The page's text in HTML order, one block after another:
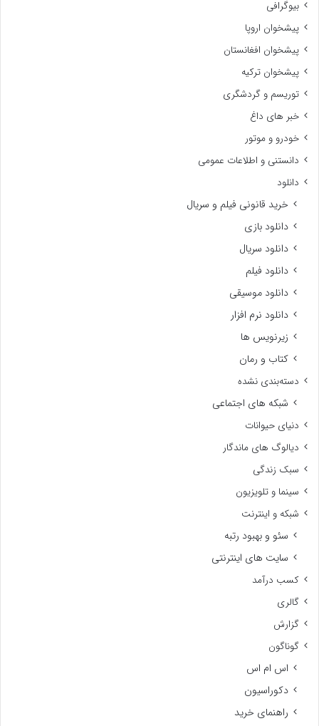
بیوگرافی
پیشخوان اروپا
پیشخوان افغانستان
پیشخوان ترکیه
توریسم و گردشگری
خبر های داغ
خودرو و موتور
دانستنی و اطلاعات عمومی
دانلود
خرید قانونی فیلم و سریال
دانلود بازی
دانلود سریال
دانلود فیلم
دانلود موسیقی
دانلود نرم افزار
زیرنویس ها
کتاب و رمان
دسته‌بندی نشده
شبکه های اجتماعی
دنیای حیوانات
دیالوگ های ماندگار
سبک زندگی
سینما و تلویزیون
شبکه و اینترنت
سئو و بهبود رتبه
سایت های اینترنتی
کسب درآمد
گالری
گزارش
گوناگون
اس ام اس
دکوراسیون
راهنمای خرید